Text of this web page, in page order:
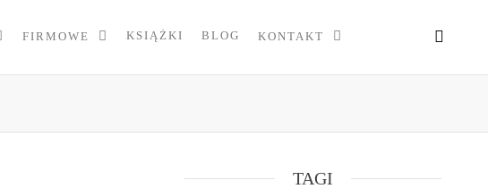
FIRMOWE KSIĄŻKI BLOG KONTAKT
TAGI